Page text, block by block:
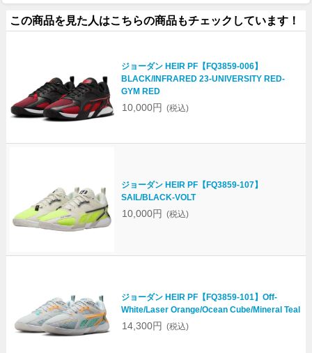
この商品を見た人はこちらの商品もチェックしています！
ジョーダン HEIR PF【FQ3859-006】
BLACK/INFRARED 23-UNIVERSITY RED-
GYM RED
10,000円 (税込)
ジョーダン HEIR PF【FQ3859-107】
SAIL/BLACK-VOLT
10,000円 (税込)
ジョーダン HEIR PF【FQ3859-101】Off-
White/Laser Orange/Ocean Cube/Mineral Teal
14,300円 (税込)